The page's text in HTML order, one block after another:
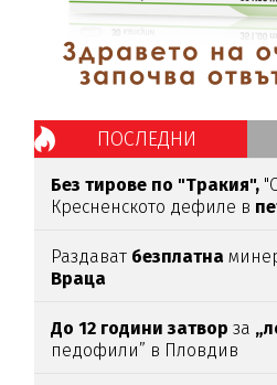
ПОСЛЕДНИ
Без тирове по "Тракия",
Кресненското дефиле в
Раздават безплатна
Враца
До 12 години затвор за
педофили” в Пловдив